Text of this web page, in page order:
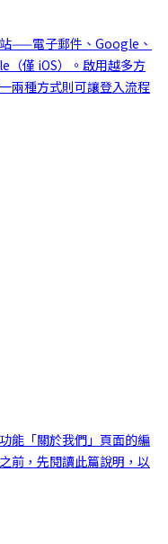
——電子郵件、Google、
（僅 iOS）。啟用越多方
兩種方式則可讓登入流程
能「關於我們」頁面的編
前，先閱讀此篇說明，以